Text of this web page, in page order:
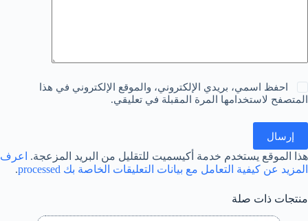
احفظ اسمي، بريدي الإلكتروني، والموقع الإلكتروني في هذا
المتصفح لاستخدامها المرة المقبلة في تعليقي.
إرسال
هذا الموقع يستخدم خدمة أكيسميت للتقليل من البريد المزعجة.
اعرف
المزيد عن كيفية التعامل مع بيانات التعليقات الخاصة بك processed
.
منتجات ذات صلة